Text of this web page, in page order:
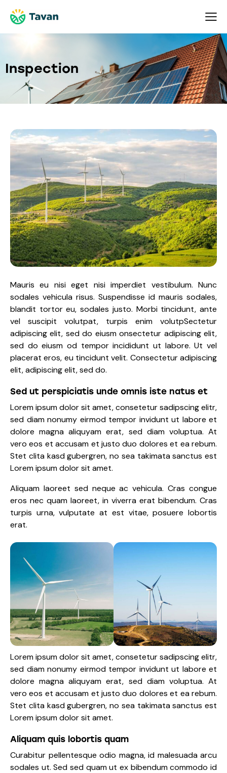
Inspection
Mauris eu nisi eget nisi imperdiet vestibulum. Nunc
sodales vehicula risus. Suspendisse id mauris sodales,
blandit tortor eu, sodales justo. Morbi tincidunt, ante
vel suscipit volutpat, turpis enim volutpSectetur
adipiscing elit, sed do eiusm onsectetur adipiscing elit,
sed do eiusm od tempor incididunt ut labore. Ut vel
placerat eros, eu tincidunt velit. Consectetur adipiscing
elit, adipiscing elit, sed do.
Sed ut perspiciatis unde omnis iste natus et
Lorem ipsum dolor sit amet, consetetur sadipscing elitr,
sed diam nonumy eirmod tempor invidunt ut labore et
dolore magna aliquyam erat, sed diam voluptua. At
vero eos et accusam et justo duo dolores et ea rebum.
Stet clita kasd gubergren, no sea takimata sanctus est
Lorem ipsum dolor sit amet.
Aliquam laoreet sed neque ac vehicula. Cras congue
eros nec quam laoreet, in viverra erat bibendum. Cras
turpis urna, vulputate at est vitae, posuere lobortis
erat.
Lorem ipsum dolor sit amet, consetetur sadipscing elitr,
sed diam nonumy eirmod tempor invidunt ut labore et
dolore magna aliquyam erat, sed diam voluptua. At
vero eos et accusam et justo duo dolores et ea rebum.
Stet clita kasd gubergren, no sea takimata sanctus est
Lorem ipsum dolor sit amet.
Aliquam quis lobortis quam
Curabitur pellentesque odio magna, id malesuada arcu
sodales ut. Sed sed quam ut ex bibendum commodo id